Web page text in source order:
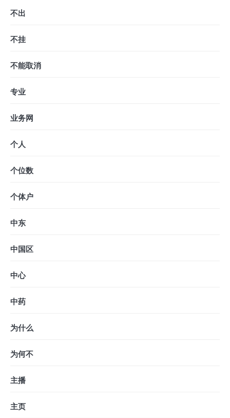
不出
不挂
不能取消
专业
业务网
个人
个位数
个体户
中东
中国区
中心
中药
为什么
为何不
主播
主页